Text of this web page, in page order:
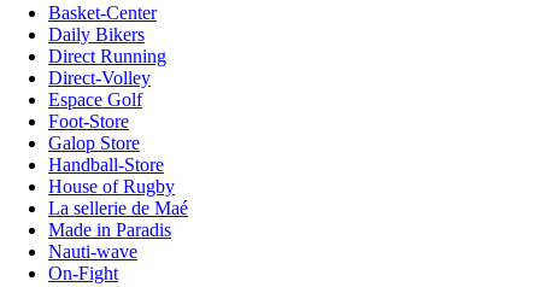
Basket-Center
Daily Bikers
Direct Running
Direct-Volley
Espace Golf
Foot-Store
Galop Store
Handball-Store
House of Rugby
La sellerie de Maé
Made in Paradis
Nauti-wave
On-Fight